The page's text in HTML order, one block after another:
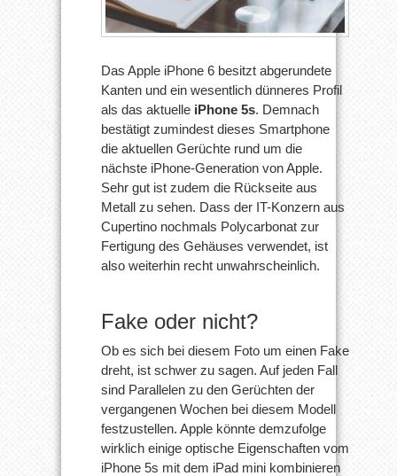
Das Apple iPhone 6 besitzt abgerundete
Kanten und ein wesentlich dünneres Profil
als das aktuelle iPhone 5s. Demnach
bestätigt zumindest dieses Smartphone
die aktuellen Gerüchte rund um die
nächste iPhone-Generation von Apple.
Sehr gut ist zudem die Rückseite aus
Metall zu sehen. Dass der IT-Konzern aus
Cupertino nochmals Polycarbonat zur
Fertigung des Gehäuses verwendet, ist
also weiterhin recht unwahrscheinlich.
Fake oder nicht?
Ob es sich bei diesem Foto um einen Fake
dreht, ist schwer zu sagen. Auf jeden Fall
sind Parallelen zu den Gerüchten der
vergangenen Wochen bei diesem Modell
festzustellen. Apple könnte demzufolge
wirklich einige optische Eigenschaften vom
iPhone 5s mit dem iPad mini kombinieren